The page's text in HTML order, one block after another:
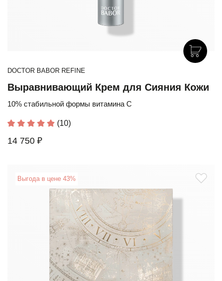
DOCTOR BABOR REFINE
Выравнивающий Крем для Сияния Кожи
10% стабильной формы витамина С
(10)
14 750 ₽
Выгода в цене 43%